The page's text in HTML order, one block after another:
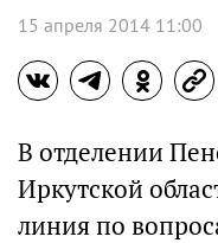
15 апреля 2014 11:00
В отделении
Иркутской
линия по